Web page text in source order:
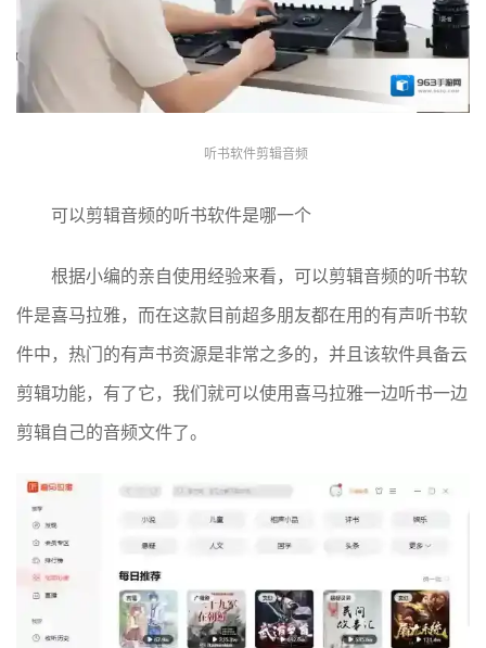
听书软件剪辑音频
可以剪辑音频的听书软件是哪一个
根据小编的亲自使用经验来看，可以剪辑音频的听书软
件是喜马拉雅，而在这款目前超多朋友都在用的有声听书软
件中，热门的有声书资源是非常之多的，并且该软件具备云
剪辑功能，有了它，我们就可以使用喜马拉雅一边听书一边
剪辑自己的音频文件了。